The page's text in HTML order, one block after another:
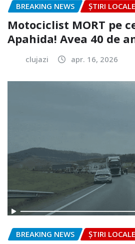
BREAKING NEWS ȘTIRI LOCALE
Motociclist MORT pe
Apahida! Avea 40 de
clujazi apr. 16, 2026
BREAKING NEWS ȘTIRI LOCALE